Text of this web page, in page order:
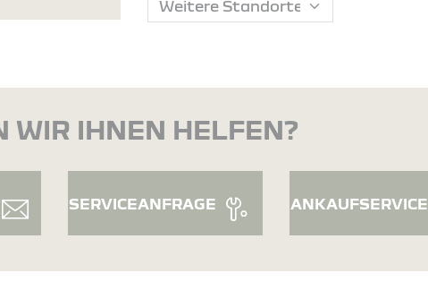
WIR IHNEN HELFEN?
SERVICEANFRAGE ANKAUFSERVICE